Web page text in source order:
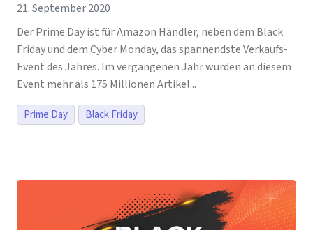
21. September 2020
Der Prime Day ist für Amazon Händler, neben dem Black
Friday und dem Cyber Monday, das spannendste Verkaufs-
Event des Jahres. Im vergangenen Jahr wurden an diesem
Event mehr als 175 Millionen Artikel...
Prime Day Black Friday